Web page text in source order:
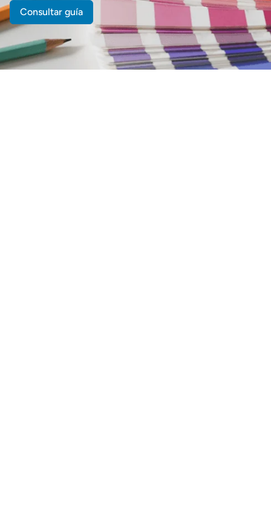
Consultar guía